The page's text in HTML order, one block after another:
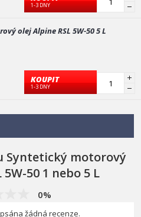
229.3
00/505 00
tvoje auto a motorizaci klikni
1-3 DNY
olej Alpine RSL 5W-50 5 L
KOUPIT
1-3 DNY
Syntetický motorový
50 1 nebo 5 L
0%
žádná recenze.